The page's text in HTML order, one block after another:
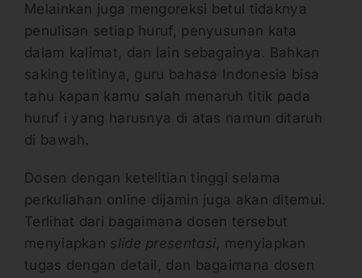
Melainkan juga mengoreksi betul tidaknya
penulisan setiap huruf, penyusunan kata
dalam kalimat, dan lain sebagainya. Bahkan
saking telitinya, guru bahasa Indonesia bisa
tahu kapan kamu salah menaruh titik pada
huruf i yang harusnya di atas namun ditaruh
di bawah.
Dosen dengan ketelitian tinggi selama
perkuliahan online dijamin juga akan ditemui.
Terlihat dari bagaimana dosen tersebut
menyiapkan slide presentasi, menyiapkan
tugas dengan detail, dan bagaimana dosen